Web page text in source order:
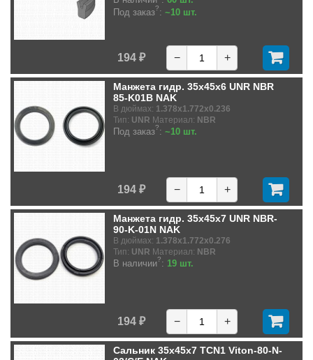
Под заказ?: ~10 шт.
194 ₽ − +
Манжета гидр. 35x45x6 UNR NBR
85-K01B NAK
В дюймах: 1.378x1.772x0.236
Тип: UNR Материал: NBR
Под заказ?: ~10 шт.
194 ₽ − +
Манжета гидр. 35x45x7 UNR NBR-
90-K-01N NAK
В дюймах: 1.378x1.772x0.276
Тип: UNR Материал: NBR
В наличии?: 19 шт.
194 ₽ − +
Сальник 35x45x7 TCN1 Viton-80-N-